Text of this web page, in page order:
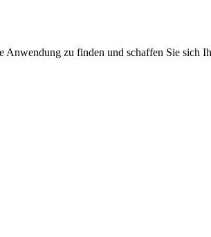
zu finden und schaffen Sie sich